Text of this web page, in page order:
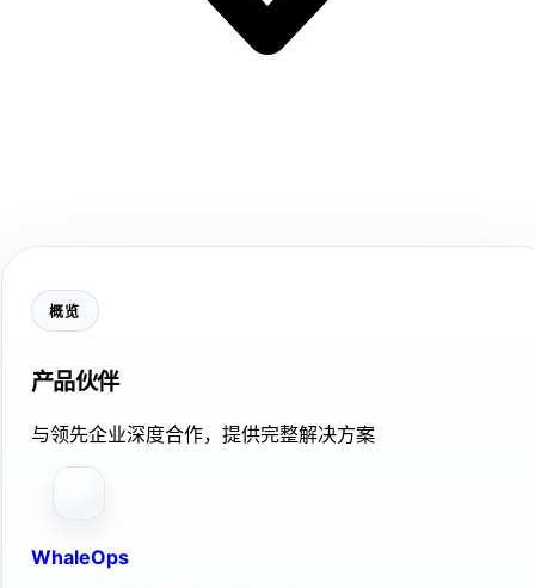
概览
产品伙伴
与领先企业深度合作，提供完整解决方案
WhaleOps